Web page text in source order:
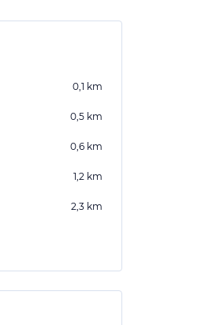
0,1 km
0,5 km
0,6 km
1,2 km
2,3 km